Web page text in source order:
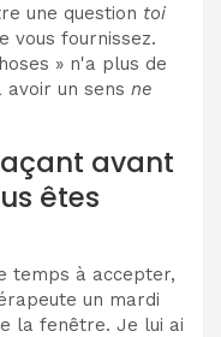
une question toi
vous fournissez.
» n'a plus de
avoir un sens ne
avant
êtes
temps à accepter,
un mardi
la fenêtre. Je lui ai